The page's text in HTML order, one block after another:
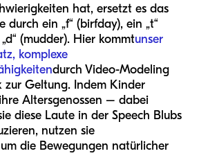
hat, ersetzt es das
durch ein „f“ (birfday), ein „t“
(mudder). Hier kommtunser
komplexe
durch Video-Modeling
zur Geltung. Indem Kinder
Altersgenossen – dabei
diese Laute in der Speech Blubs
nutzen sie
die Bewegungen natürlicher